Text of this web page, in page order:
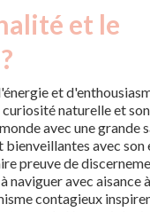
et le
et
naturelle et
avec une grande
avec son
preuve de
naviguer avec aisance
contagieux